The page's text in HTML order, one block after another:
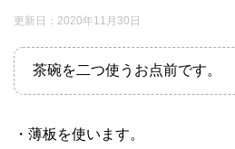
更新日： 2020年11月30日
茶碗を二つ使うお点前です。
・薄板を使います。